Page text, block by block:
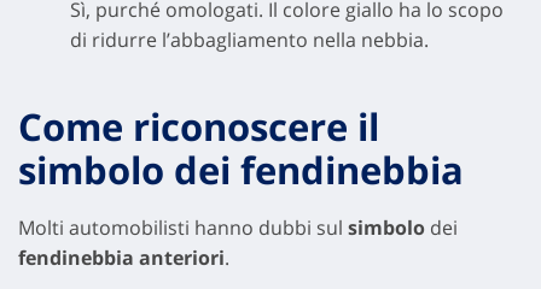
Sì, purché omologati. Il colore giallo ha lo scopo
di ridurre l’abbagliamento nella nebbia.
Come riconoscere il
simbolo dei fendinebbia
Molti automobilisti hanno dubbi sul simbolo dei
fendinebbia anteriori.